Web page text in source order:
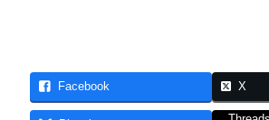
Facebook X